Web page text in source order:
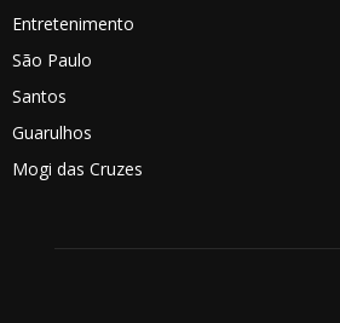
Entretenimento
São Paulo
Santos
Guarulhos
Mogi das Cruzes